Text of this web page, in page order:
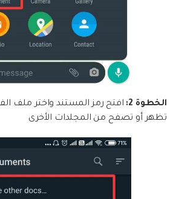
الخطوة 2:
افتح رمز المستند واختر ملف
تظهر أو تصفح من المجلدات الأخرى